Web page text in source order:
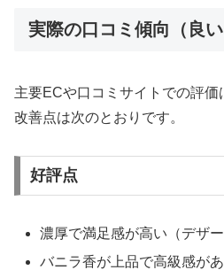
実際の口コミ傾向（良い
主要ECや口コミサイトでの評価
改善点は次のとおりです。
好評点
濃厚で満足感が高い（デザ
バニラ香が上品で高級感があ